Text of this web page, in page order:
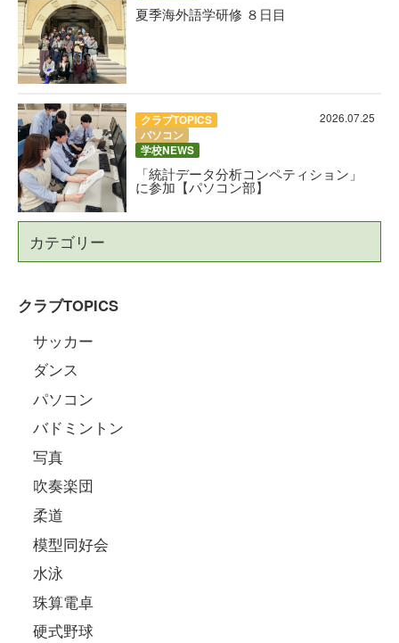
夏季海外語学研修 ８日目
クラブTOPICS
パソコン
学校NEWS
2026.07.25
「統計データ分析コンペティション」
に参加【パソコン部】
カテゴリー
クラブTOPICS
サッカー
ダンス
パソコン
バドミントン
写真
吹奏楽団
柔道
模型同好会
水泳
珠算電卓
硬式野球